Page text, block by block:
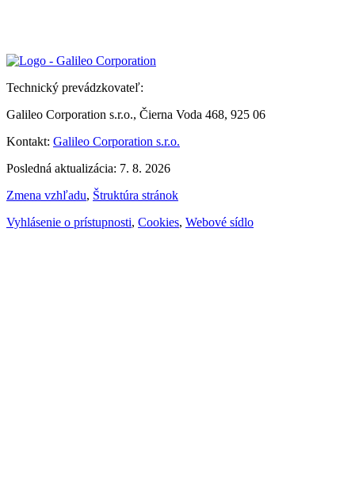
Technický prevádzkovateľ:
Galileo Corporation s.r.o., Čierna Voda 468, 925 06
Kontakt: Galileo Corporation s.r.o.
Posledná aktualizácia: 7. 8. 2026
Zmena vzhľadu, Štruktúra stránok
Vyhlásenie o prístupnosti, Cookies, Webové sídlo